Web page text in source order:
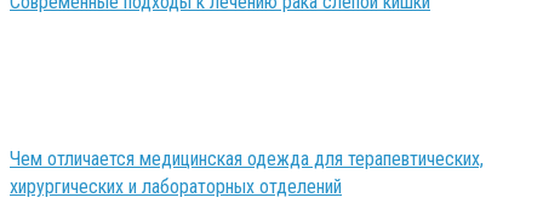
Чем отличается медицинская одежда для терапевтических,
хирургических и лабораторных отделений